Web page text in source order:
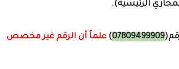
الرئيسية).
07809499909
) علماً أن الرقم غير مخصص